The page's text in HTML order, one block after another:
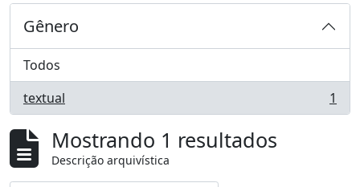
Gênero
Todos
textual
, 1 resultados 1
Mostrando 1 resultados
Descrição arquivística